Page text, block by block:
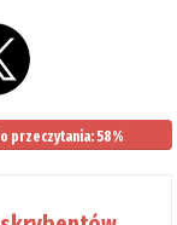
przeczytania: 58%